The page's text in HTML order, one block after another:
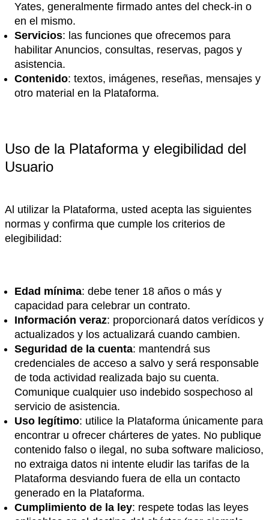
Yates, generalmente firmado antes del check-in o
en el mismo.
Servicios: las funciones que ofrecemos para
habilitar Anuncios, consultas, reservas, pagos y
asistencia.
Contenido: textos, imágenes, reseñas, mensajes y
otro material en la Plataforma.
Uso de la Plataforma y elegibilidad del
Usuario
Al utilizar la Plataforma, usted acepta las siguientes
normas y confirma que cumple los criterios de
elegibilidad:
Edad mínima: debe tener 18 años o más y
capacidad para celebrar un contrato.
Información veraz: proporcionará datos verídicos y
actualizados y los actualizará cuando cambien.
Seguridad de la cuenta: mantendrá sus
credenciales de acceso a salvo y será responsable
de toda actividad realizada bajo su cuenta.
Comunique cualquier uso indebido sospechoso al
servicio de asistencia.
Uso legítimo: utilice la Plataforma únicamente para
encontrar u ofrecer chárteres de yates. No publique
contenido falso o ilegal, no suba software malicioso,
no extraiga datos ni intente eludir las tarifas de la
Plataforma desviando fuera de ella un contacto
generado en la Plataforma.
Cumplimiento de la ley: respete todas las leyes